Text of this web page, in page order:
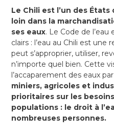
Le Chili est l’un des
loin dans la
ses eaux. Le Code de
clairs : l’eau au Chili est
peut s’approprier, utiliser,
n’importe quel bien. Cette
l’accaparement des eaux
miniers, agricoles et
prioritaires sur les
populations : le droit à
nombreuses personnes.